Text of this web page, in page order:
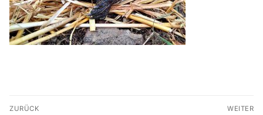
Beitragsnavigation
ZURÜCK WEITER